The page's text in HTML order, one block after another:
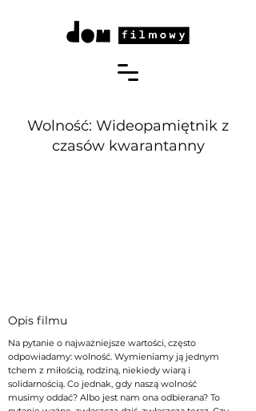
Wolność: Wideopamiętnik z
czasów kwarantanny
Opis filmu
Na pytanie o najważniejsze wartości, często
odpowiadamy: wolność. Wymieniamy ją jednym
tchem z miłością, rodziną, niekiedy wiarą i
solidarnością. Co jednak, gdy naszą wolność
musimy oddać? Albo jest nam ona odbierana? To